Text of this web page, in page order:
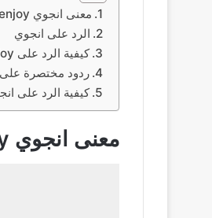
معنى انجوي enjoy
الرد على انجوي
كيفية الرد على enjoy
ردود مختصرة
كيفية الرد على
معنى انجوي